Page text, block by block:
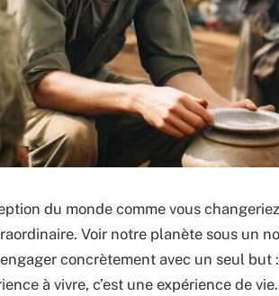
du monde comme vous
Voir notre planète sous un
concrètement avec un seul
à vivre, c’est une expérience de